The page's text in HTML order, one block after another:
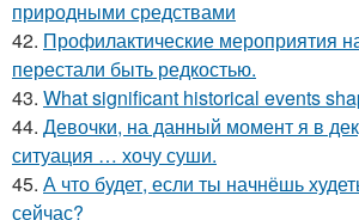
природными средствами
42. Профилактические мероприятия
перестали быть редкостью.
43. What significant historical events
44. Девочки, на данный момент я в
ситуация … хочу суши.
45. А что будет, если ты начнёшь
сейчас?